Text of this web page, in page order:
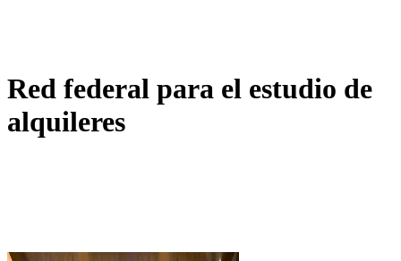
Red federal para el estudio de
alquileres